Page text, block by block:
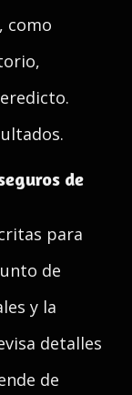
como
de
para
de
y la
detalles
de